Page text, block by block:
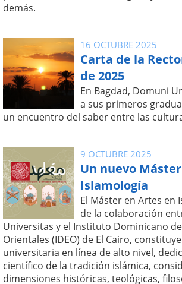
demás.
16 OCTUBRE 2025
Carta de la
de 2025
En Bagdad, Domuni
a sus primeros
un encuentro del saber entre las
9 OCTUBRE 2025
Un nuevo
Islamología
El Máster en Artes en
de la colaboración
Universitas y el Instituto Dominicano
Orientales (IDEO) de El Cairo,
universitaria en línea de alto nivel,
científico de la tradición islámica,
dimensiones históricas, teológicas,